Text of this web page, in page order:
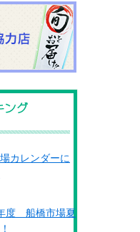
カレンダーに
度 船橋市場夏